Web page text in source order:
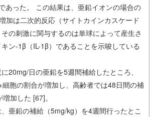
あった。 この結果は、亜鉛イオンの場合の
加は二次的反応（サイトカインカスケード
の刺激に関与するのは単球によって産生さ
ン-1β（IL-1β）であることを示唆している
20mg/日の亜鉛を5週間補給したところ、
胞の割合が増加し、高齢者では48日間の補
加した [67]。
亜鉛の補給（5mg/kg）を4週間行ったとこ